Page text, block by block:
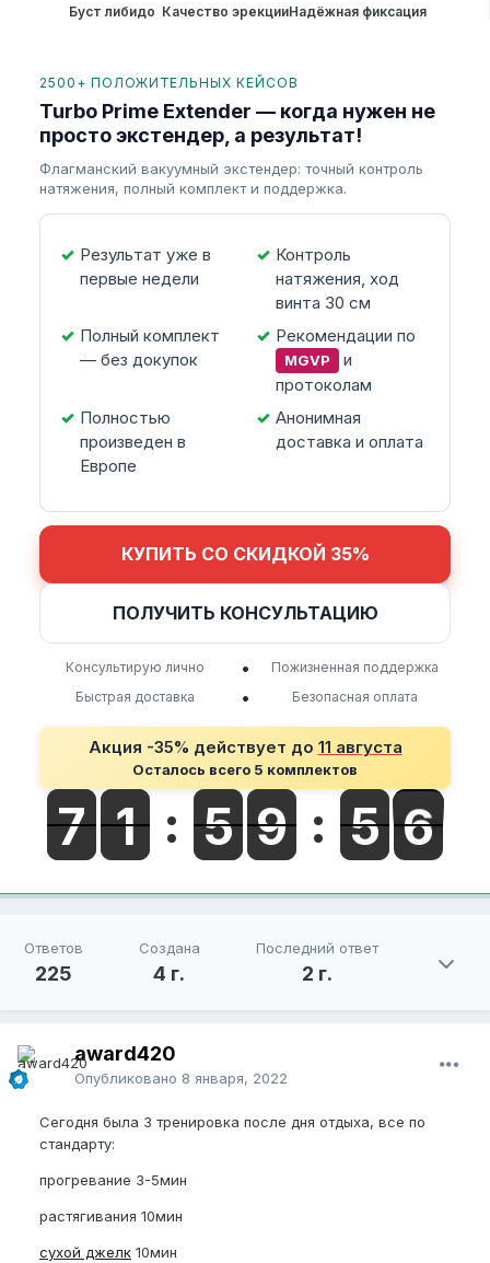
Буст либидо Качество эрекцииНадёжная фиксация
2500+ ПОЛОЖИТЕЛЬНЫХ КЕЙСОВ
Turbo Prime Extender — когда нужен не
просто экстендер, а результат!
Флагманский вакуумный экстендер: точный контроль
натяжения, полный комплект и поддержка.
Результат уже в
первые недели
Контроль
натяжения, ход
винта 30 см
Полный комплект
— без докупок
Рекомендации по
MGVP
и
протоколам
Полностью
произведен в
Европе
Анонимная
доставка и оплата
КУПИТЬ СО СКИДКОЙ 35%
ПОЛУЧИТЬ КОНСУЛЬТАЦИЮ
Консультирую лично •
Пожизненная поддержка
Быстрая доставка
• Безопасная оплата
Акция -35% действует до 11 августа
Осталось всего 5 комплектов
Ответов
225
Создана
4 г.
Последний ответ
2 г.
award420
Опубликовано 8 января, 2022
Сегодня была 3 тренировка после дня отдыха, все по
стандарту:
прогревание 3-5мин
растягивания 10мин
сухой джелк 10мин